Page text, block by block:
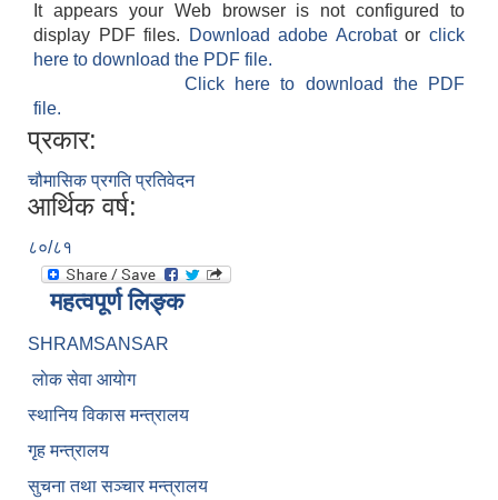
It appears your Web browser is not configured to
display PDF files.
Download adobe Acrobatorclick
here to download the PDF file.
Click here to download the PDF
file.
प्रकार:
चौमासिक प्रगति प्रतिवेदन
आर्थिक वर्ष:
८०/८१
महत्वपूर्ण लिङ्क
SHRAMSANSAR
लाेक सेवा आयाेग
स्थानिय विकास मन्त्रालय
गृह मन्त्रालय
सुचना तथा सञ्चार मन्त्रालय